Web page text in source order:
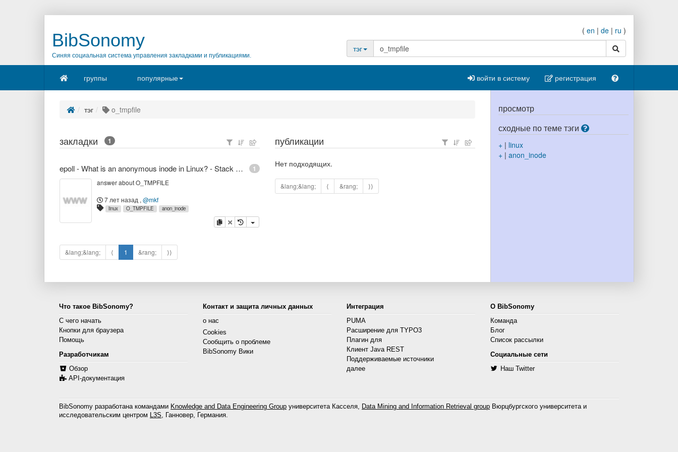
BibSonomy
Синяя социальная система управления закладками и публикациями.
( en | de | ru )
тэг
поиск
группы популярные войти в систему регистрация
тэг o_tmpfile
закладки 1
1
epoll - What is an anonymous inode in Linux? - Stack Overflow
answer about O_TMPFILE
7 лет назад , @mkf
linux O_TMPFILE anon_inode
копировать
удалить
&lang;&lang; ⟨ 1 &rang; ⟩⟩
публикации
Нет подходящих.
&lang;&lang; ⟨ &rang; ⟩⟩
просмотр
сходные по теме тэги
+| linux
+| anon_inode
Что такое BibSonomy?
С чего начать
Кнопки для браузера
Помощь
Разработчикам
Обзор
API-документация
Контакт и защита личных данных
о нас
Cookies
Сообщить о проблеме
BibSonomy Вики
Интеграция
PUMA
Расширение для TYPO3
Плагин для
Клиент Java REST
Поддерживаемые источники
далее
О BibSonomy
Команда
Блог
Список рассылки
Социальные сети
Наш Twitter
BibSonomy разработана командами Knowledge and Data Engineering Group университета Касселя, Data Mining and Information Retrieval group Вюрцбургского университета и
исследовательским центром L3S, Ганновер, Германия.